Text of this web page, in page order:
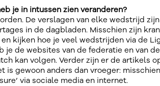
je in intussen zien veranderen?
De verslagen van elke wedstrijd
in de dagbladen. Misschien zijn
kijken hoe je veel wedstrijden via de
de websites van de federatie en van
kan volgen. Verder zijn er de artikels
is gewoon anders dan vroeger:
via sociale media en internet.